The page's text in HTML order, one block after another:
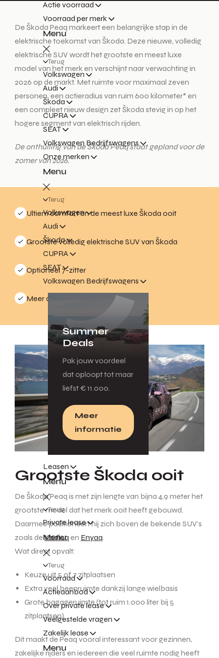
Actie voorraad
Voorraad per merk
Menu
Terug
Volkswagen
Audi
Škoda
CUPRA
SEAT
Volkswagen Bedrijfswagens
Onze merken
Menu
Terug
Volkswagen
Audi
Škoda
CUPRA
SEAT
Volkswagen Bedrijfswagens
Summer
Deals
Pak jouw voordeel
dat oploopt tot maar
liefst € 11.000.
Meer
informatie
Leasen
Menu
Terug
Private lease
Menu
Terug
Voorraad
Actieaanbod
Over private lease
Veelgestelde vragen
Zakelijk lease
Menu
De Škoda Peaq markeert een belangrijke stap in de
elektrische toekomst van Škoda. Deze nieuwe, volledig
elektrische SUV wordt het grootste en meest luxe
model van het merk en verschijnt naar verwachting in
2026 op de markt. Met ruimte voor maximaal zeven
personen, een actieradius van ruim 600 kilometer* en
een compleet nieuw design zet Škoda stevig in op het
hogere segment van elektrisch rijden.
De onthulling van de Škoda Peaq staat gepland voor de
zomer van 2026.
Ultiem comfort en de meest luxe Škoda ooit
Grootste volledig elektrische SUV van Škoda
Optioneel 7-zitter
Meer dan 800 liter bagageruimte
Grootste Škoda ooit
De Škoda Peaq is met zijn lengte van bijna 4,9 meter het
grootste model dat het merk ooit heeft gebouwd.
Daarmee positioneert hij zich boven de bekende SUV’s
zoals deKodiaq en Enyaq.
Wat direct opvalt:
Keuze uit 5 of 7 zitplaatsen
Extra veel beenruimte dankzij lange wielbasis
Grote bagageruimte (tot ruim 1.000 liter bij 5
zitplaatsen)
Dit maakt de Peaq vooral interessant voor gezinnen,
zakelijke rijders en iedereen die veel ruimte nodig heeft